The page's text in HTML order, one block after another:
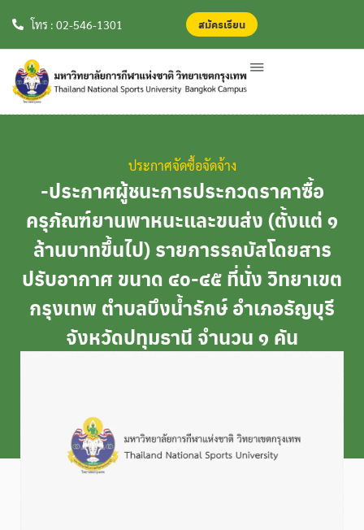
โทร : 02-546-1301 สมัครเรียน
ประกาศจัดซื้อจัดจ้าง
-ประกาศผู้ชนะการประกวดราคาซื้อ
ครุภัณฑ์ยานพาหนะและขนส่ง (ตั้งแต่ ๑
ล้านบาทขึ้นไป) รายการรถบัสโดยสาร
ปรับอากาศ ขนาด ๔๐-๔๕ ที่นั่ง วิทยาเขต
กรุงเทพ ตำบลบึงน้ำรักษ์ อำเภอธัญบุรี
จังหวัดปทุมธานี จำนวน ๑ คัน